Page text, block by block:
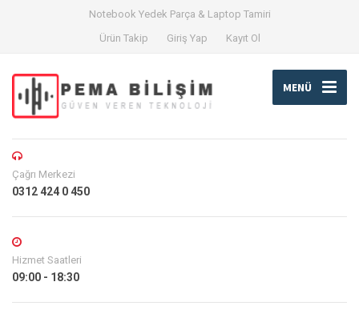
Notebook Yedek Parça & Laptop Tamiri
Ürün Takip
Giriş Yap Kayıt Ol
MENÜ
Çağrı Merkezi
0312 424 0 450
Hizmet Saatleri
09:00 - 18:30